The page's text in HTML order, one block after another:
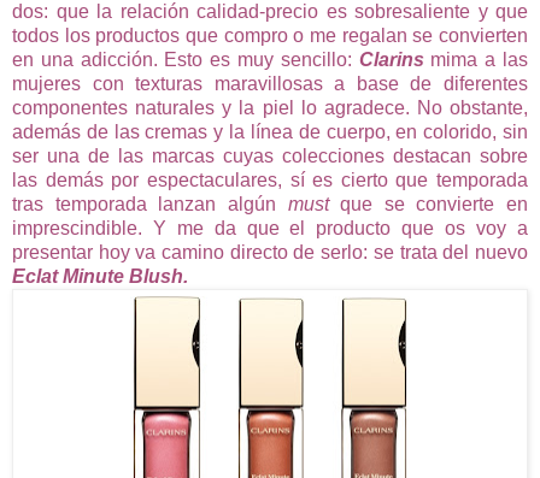
dos: que la relación calidad-precio es sobresaliente y que
todos los productos que compro o me regalan se convierten
en una adicción. Esto es muy sencillo: Clarins mima a las
mujeres con texturas maravillosas a base de diferentes
componentes naturales y la piel lo agradece. No obstante,
además de las cremas y la línea de cuerpo, en colorido, sin
ser una de las marcas cuyas colecciones destacan sobre
las demás por espectaculares, sí es cierto que temporada
tras temporada lanzan algún mustque se convierte en
imprescindible. Y me da que el producto que os voy a
presentar hoy va camino directo de serlo: se trata del nuevo
Eclat Minute Blush.